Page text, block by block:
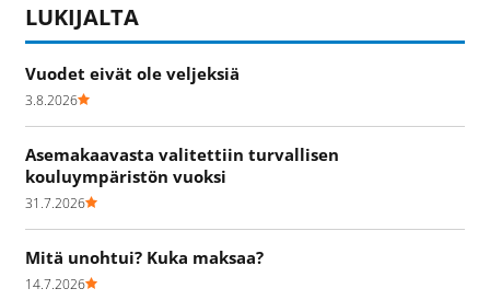
LUKIJALTA
Vuodet eivät ole veljeksiä
3.8.2026
Asemakaavasta valitettiin turvallisen
kouluympäristön vuoksi
31.7.2026
Mitä unohtui? Kuka maksaa?
14.7.2026